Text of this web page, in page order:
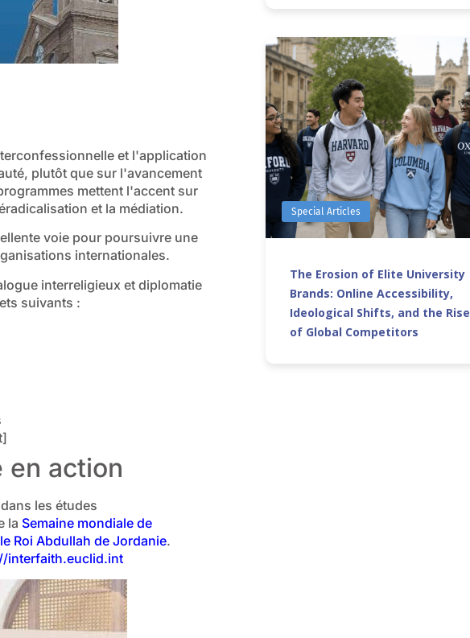
et l'application
plutôt que sur l'avancement
mettent l'accent sur
et la médiation.
voie pour poursuivre une
internationales.
interreligieux et diplomatie
suivants :
en action
les études
la Semaine mondiale de
Roi Abdullah de Jordanie.
interfaith.euclid.int
Special Articles
The Erosion of Elite University
Brands: Online Accessibility,
Ideological Shifts, and the Rise
of Global Competitors